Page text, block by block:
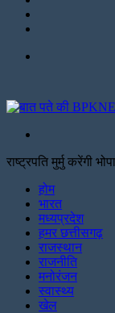
राष्ट्रपति मुर्मु करेंगी
होम
भारत
मध्यप्रदेश
हमर छत्तीसगढ़
राजस्थान
राजनीति
मनोरंजन
स्वास्थ्य
खेल